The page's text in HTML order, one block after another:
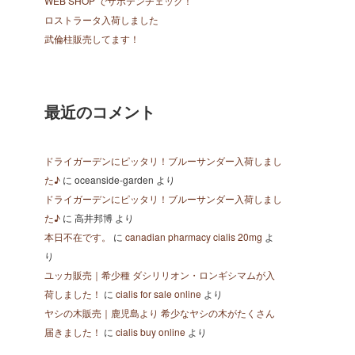
ロストラータ入荷しました
武倫柱販売してます！
最近のコメント
ドライガーデンにピッタリ！ブルーサンダー入荷しまし
た♪ に oceanside-garden より
ドライガーデンにピッタリ！ブルーサンダー入荷しまし
た♪ に 高井邦博 より
本日不在です。
に canadian pharmacy cialis 20mg よ
り
ユッカ販売｜希少種 ダシリリオン・ロンギシマムが入
荷しました！ に cialis for sale online より
ヤシの木販売｜鹿児島より 希少なヤシの木がたくさん
届きました！ に cialis buy online より